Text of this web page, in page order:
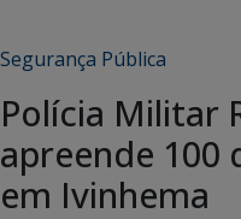
Segurança Pública
Polícia Militar
apreende 100
em Ivinhema